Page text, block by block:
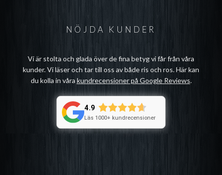
NÖJDA KUNDER
Vi är stolta och glada över de fina betyg vi får från våra
kunder. Vi läser och tar till oss av både ris och ros. Här kan
du kolla in våra kundrecensioner på Google Reviews.
4.9
Läs 1000+ kundrecensioner